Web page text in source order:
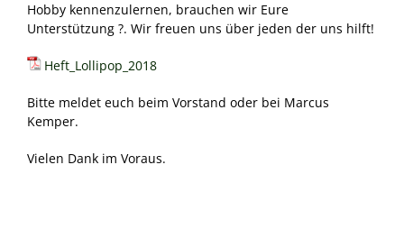
Angelkönige im ASV Emsdetten e. V.
Hobby kennenzulernen, brauchen wir Eure
Unterstützung ?. Wir freuen uns über jeden der uns hilft!
Heft_Lollipop_2018
Bitte meldet euch beim Vorstand oder bei Marcus
Kemper.
Vielen Dank im Voraus.